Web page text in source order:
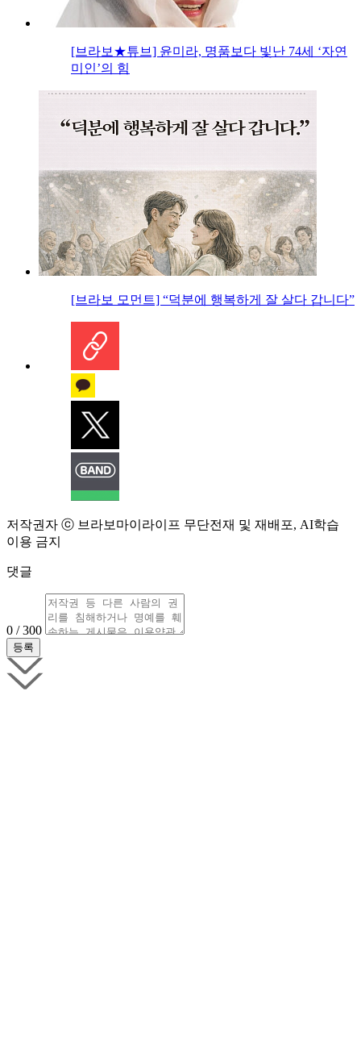
[브라보★튜브] 윤미라, 명품보다 빛난 74세 ‘자연
미인’의 힘
[브라보 모먼트] “덕분에 행복하게 잘 살다 갑니다”
저작권자 ⓒ 브라보마이라이프 무단전재 및 재배포, AI학습
이용 금지
댓글
0 / 300